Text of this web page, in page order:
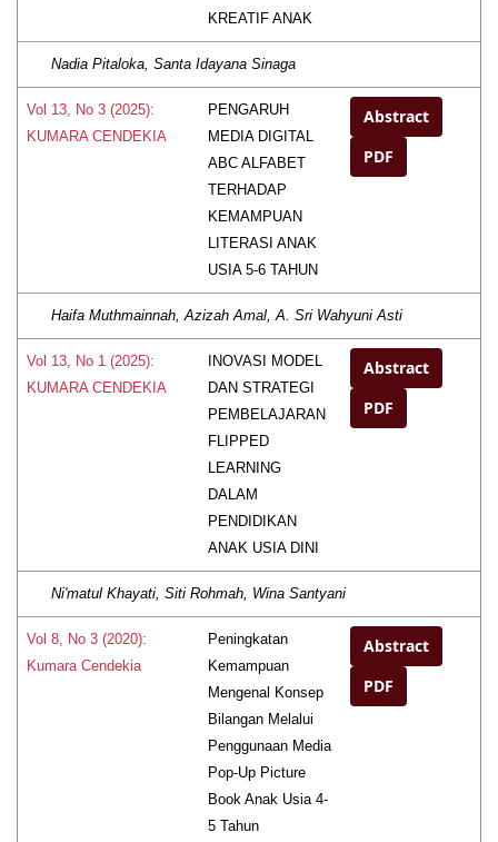
KREATIF ANAK
Nadia Pitaloka, Santa Idayana Sinaga
Vol 13, No 3 (2025):
KUMARA CENDEKIA
PENGARUH
MEDIA DIGITAL
ABC ALFABET
TERHADAP
KEMAMPUAN
LITERASI ANAK
USIA 5-6 TAHUN
Abstract
PDF
Haifa Muthmainnah, Azizah Amal, A. Sri Wahyuni Asti
Vol 13, No 1 (2025):
KUMARA CENDEKIA
INOVASI MODEL
DAN STRATEGI
PEMBELAJARAN
FLIPPED
LEARNING
DALAM
PENDIDIKAN
ANAK USIA DINI
Abstract
PDF
Ni'matul Khayati, Siti Rohmah, Wina Santyani
Vol 8, No 3 (2020):
Kumara Cendekia
Peningkatan
Kemampuan
Mengenal Konsep
Bilangan Melalui
Penggunaan Media
Pop-Up Picture
Book Anak Usia 4-
5 Tahun
Abstract
PDF